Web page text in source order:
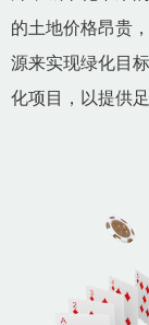
的土地价格昂贵
源来实现绿化目
化项目，以提供